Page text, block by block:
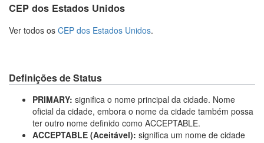
CEP dos Estados Unidos
Ver todos os CEP dos Estados Unidos.
Definições de Status
PRIMARY: significa o nome principal da cidade. Nome
oficial da cidade, embora o nome da cidade também possa
ter outro nome definido como ACCEPTABLE.
ACCEPTABLE (Aceitável): significa um nome de cidade